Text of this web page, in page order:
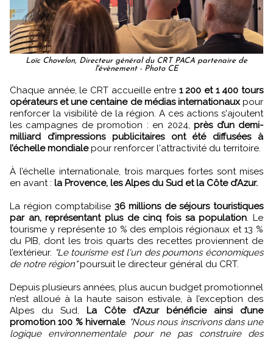
Loïc Chovelon, Directeur général du CRT PACA partenaire de
l'évènement - Photo CE
Chaque année, le CRT accueille entre 1 200 et 1 400 tours
opérateurs et une centaine de médias internationaux pour
renforcer la visibilité de la région. A ces actions s'ajoutent
les campagnes de promotion : en 2024,près d’un demi-
milliard d’impressions publicitaires ont été diffusées à
l’échelle mondialepour renforcer l'attractivité du territoire.
À l’échelle internationale, trois marques fortes sont mises
en avant : la Provence, les Alpes du Sud et la Côte d’Azur.
La région comptabilise 36 millions de séjours touristiques
par an, représentant plus de cinq fois sa population. Le
tourisme y représente 10 % des emplois régionaux et 13 %
du PIB, dont les trois quarts des recettes proviennent de
l’extérieur. "Le tourisme est l'un des poumons économiques
de notre région"poursuit le directeur général du CRT.
Depuis plusieurs années, plus aucun budget promotionnel
n’est alloué à la haute saison estivale, à l’exception des
Alpes du Sud.
La Côte d’Azur bénéficie ainsi d’une
promotion 100 % hivernale. "Nous nous inscrivons dans une
logique environnementale pour ne pas construire des